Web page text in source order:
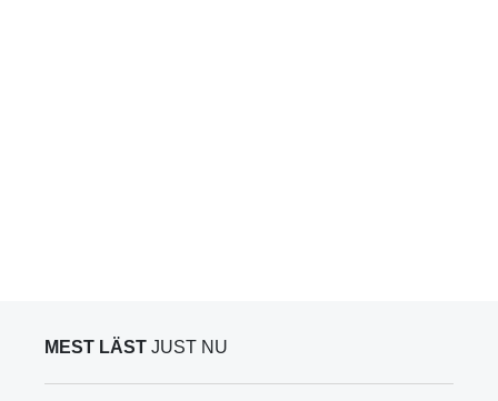
MEST LÄST JUST NU